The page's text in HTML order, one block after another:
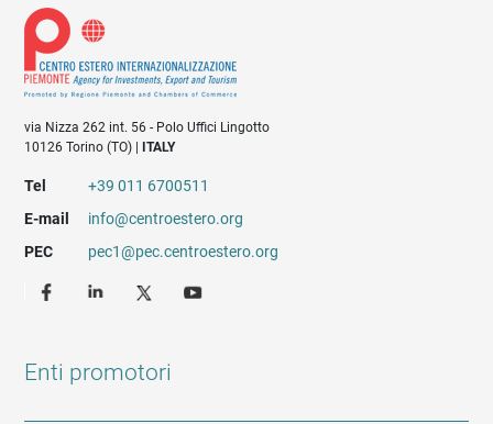
via Nizza 262 int. 56 - Polo Uffici Lingotto
10126 Torino (TO) |
ITALY
Tel
+39 011 6700511
E-mail
info@centroestero.org
PEC
pec1@pec.centroestero.org
Enti promotori